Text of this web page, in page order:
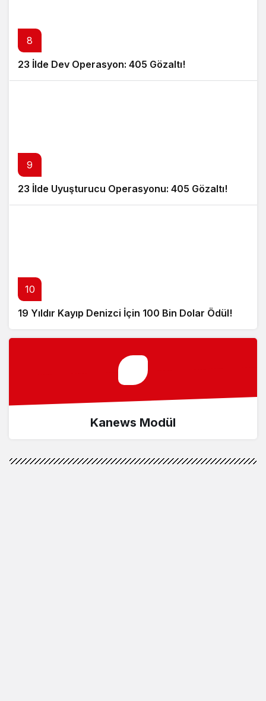
8
23 İlde Dev Operasyon: 405 Gözaltı!
9
23 İlde Uyuşturucu Operasyonu: 405 Gözaltı!
10
19 Yıldır Kayıp Denizci İçin 100 Bin Dolar Ödül!
Kanews Modül